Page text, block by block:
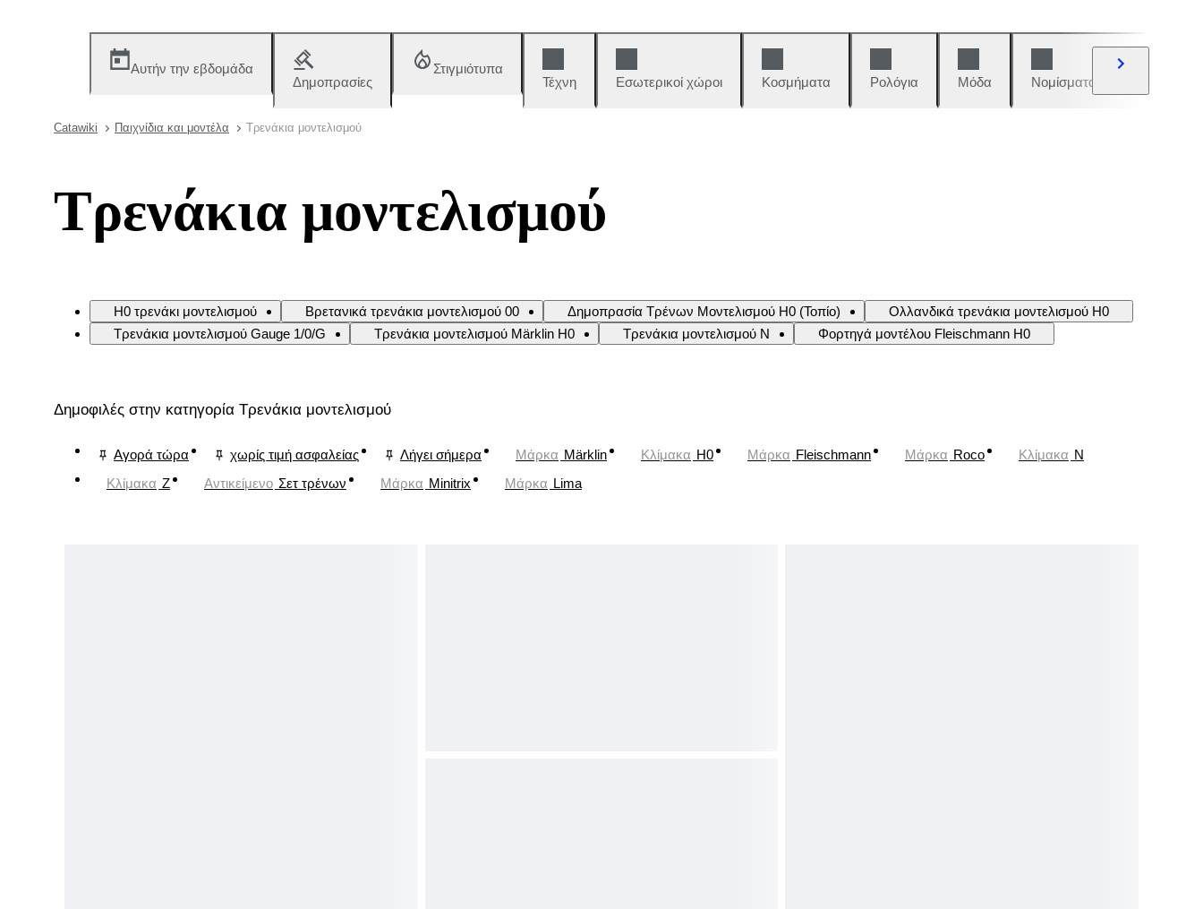
Αυτήν την εβδομάδα
Δημοπρασίες
Στιγμιότυπα
Τέχνη
Εσωτερικοί χώροι Κοσμήματα Ρολόγια Μόδα Νομίσματα και
Catawiki Παιχνίδια και μοντέλα Τρενάκια μοντελισμού
Τρενάκια μοντελισμού
H0 τρενάκι μοντελισμού Βρετανικά τρενάκια μοντελισμού 00 Δημοπρασία Τρένων Μοντελισμού H0 (Τοπίο)
Ολλανδικά τρενάκια μοντελισμού H0
Τρενάκια μοντελισμού Gauge 1/0/G
Τρενάκια μοντελισμού Märklin H0 Τρενάκια μοντελισμού Ν Φορτηγά μοντέλου Fleischmann H0
Δημοφιλές στην κατηγορία Τρενάκια μοντελισμού
Αγορά τώρα χωρίς τιμή ασφαλείας Λήγει σήμερα Μάρκα Märklin Κλίμακα H0 Μάρκα Fleischmann Μάρκα Roco Κλίμακα N
Κλίμακα Z Αντικείμενο Σετ τρένων Μάρκα Minitrix Μάρκα Lima